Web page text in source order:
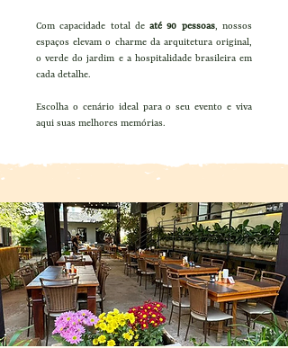
Com capacidade total deaté 90 pessoas, nossos
espaços elevam o charme da arquitetura original,
o verde do jardim e a hospitalidade brasileira em
cada detalhe.
Escolha o cenário ideal para o seu evento e viva
aqui suas melhores memórias.